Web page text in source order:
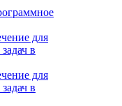
для
в
для
в